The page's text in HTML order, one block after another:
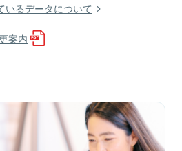
いるデータについて
案内